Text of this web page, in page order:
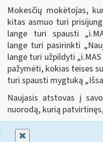
Mokesčių mokėtojas,
kitas asmuo turi
lange turi spausti
lange turi pasirinkti
lange turi užpildyti
pažymėti, kokias teises
turi spausti mygtuką
Naujasis atstovas į
nuorodą, kurią